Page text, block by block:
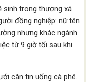
sinh trong thương xá
đồng nghiệp: nữ tên
nhưng khác ngành.
từ 9 giờ tối sau khi
căn tin uống cà phê.